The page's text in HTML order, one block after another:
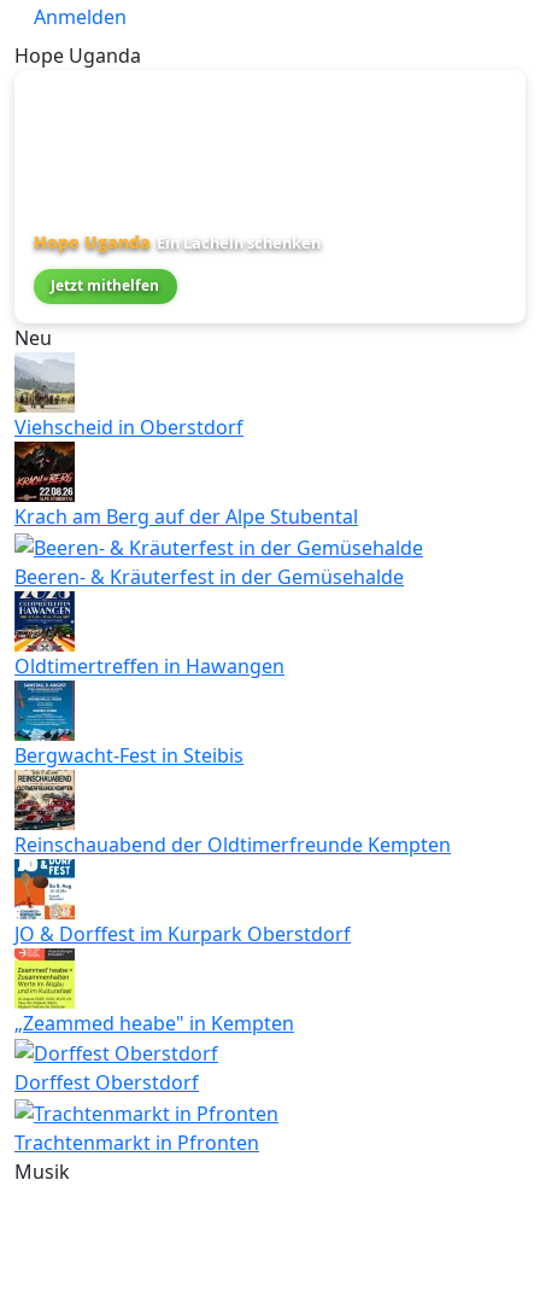
Anmelden
Hope Uganda
Hope Uganda Ein Lächeln schenken
Jetzt mithelfen
Neu
Viehscheid in Oberstdorf
Krach am Berg auf der Alpe Stubental
Beeren- & Kräuterfest in der Gemüsehalde
Oldtimertreffen in Hawangen
Bergwacht-Fest in Steibis
Reinschauabend der Oldtimerfreunde Kempten
JO & Dorffest im Kurpark Oberstdorf
„Zeammed heabe" in Kempten
Dorffest Oberstdorf
Trachtenmarkt in Pfronten
Musik